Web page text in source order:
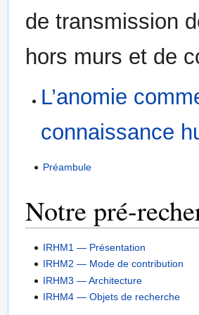
de transmission
hors murs et de
L’anomie
connaissance
Préambule
Notre pré-
IRHM1 — Présentation
IRHM2 — Mode de contribution
IRHM3 — Architecture
IRHM4 — Objets de recherche